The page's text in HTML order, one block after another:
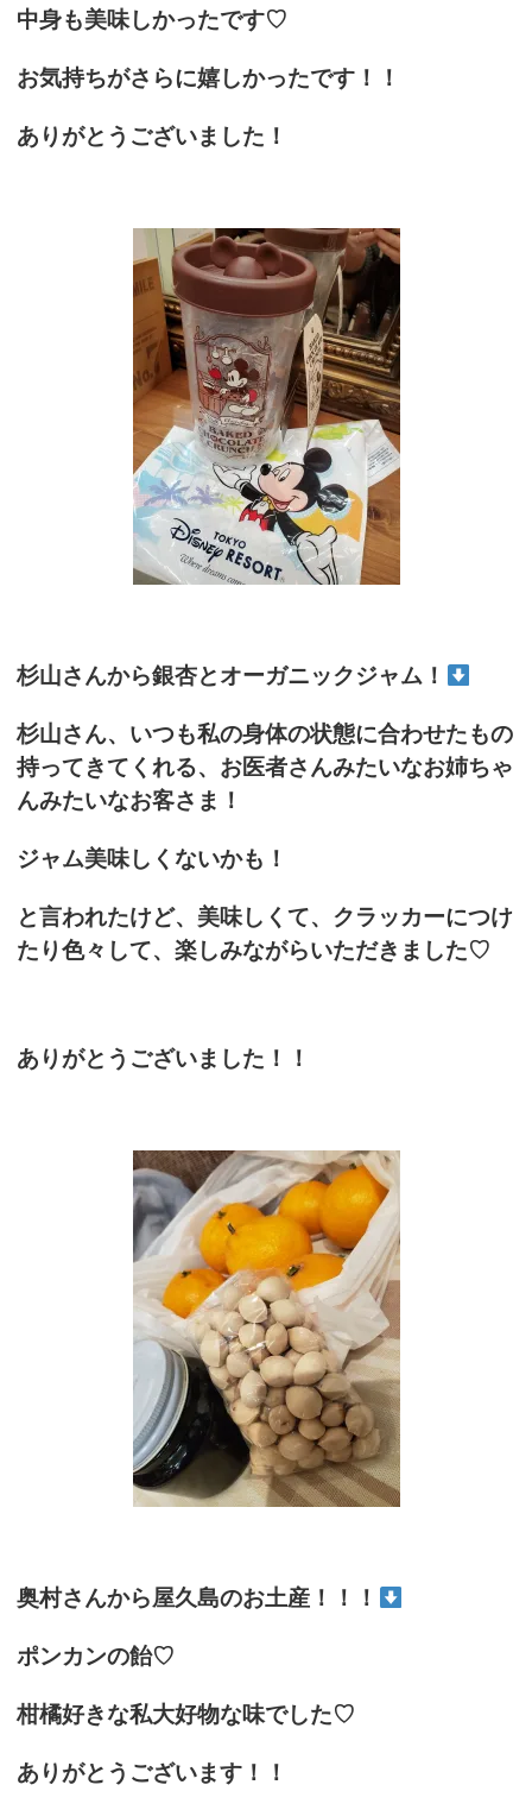
中身も美味しかったです♡
お気持ちがさらに嬉しかったです！！
ありがとうございました！
杉山さんから銀杏とオーガニックジャム！
杉山さん、いつも私の身体の状態に合わせたもの
持ってきてくれる、お医者さんみたいなお姉ちゃ
んみたいなお客さま！
ジャム美味しくないかも！
と言われたけど、美味しくて、クラッカーにつけ
たり色々して、楽しみながらいただきました♡
ありがとうございました！！
奥村さんから屋久島のお土産！！！
ポンカンの飴♡
柑橘好きな私大好物な味でした♡
ありがとうございます！！